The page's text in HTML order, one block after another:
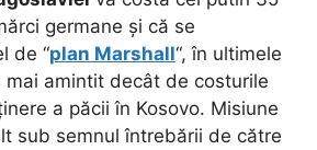
germane și că se
de “plan Marshall“, în ultimele
mai amintit decât de costurile
a păcii în Kosovo. Misiune
sub semnul întrebării de către